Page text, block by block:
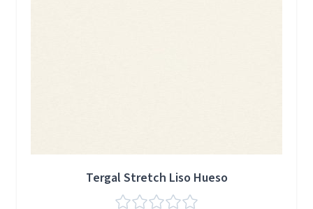
Tergal Stretch Liso Hueso